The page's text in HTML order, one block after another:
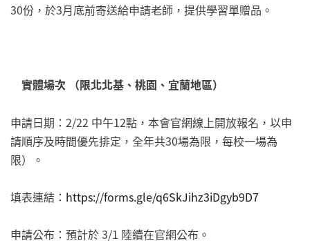
30份，於3月底前寄送給申請老師，提供學習單贈品。
實體場次 （限北北基、桃園、宜蘭地區）
申請日期：2/22 中午12點，本會官網線上開放報名，以申
請順序及時間優先排定，全年共30場為限，每校一場為
限）。
填表連結： https://forms.gle/q6SkJihz3iDgyb9D7
申請公布：預計於 3/1 陸續在官網公布。